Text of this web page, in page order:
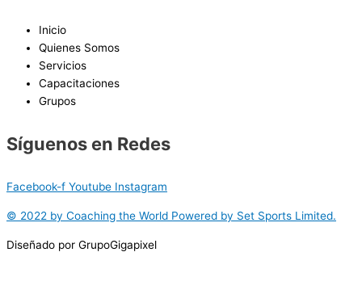
Inicio
Quienes Somos
Servicios
Capacitaciones
Grupos
Síguenos en Redes
Facebook-f Youtube Instagram
© 2022 by Coaching the World Powered by Set Sports Limited.
Diseñado por GrupoGigapixel